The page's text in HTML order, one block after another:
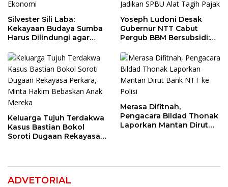
Silvester Sili Laba:
Kekayaan Budaya Sumba
Harus Dilindungi agar
Yoseph Ludoni Desak
Gubernur NTT Cabut
Pergub BBM Bersubsidi:
Tagih Pajak
Keluarga Tujuh Terdakwa
Kasus Bastian Bokol
Soroti Dugaan Rekayasa
Merasa Difitnah,
Pengacara Bildad Thonak
Laporkan Mantan Dirut
ADVETORIAL